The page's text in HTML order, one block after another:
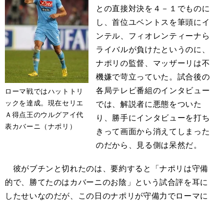
ローマ戦ではハットトリ
ックを達成。現在セリエ
Ａ得点王のウルグアイ代
表カバーニ（ナポリ）
との直接対決を４－１でものに
し、首位ユベントスを筆頭にイ
ンテル、フィオレンティーナら
ライバルが負けたというのに、
ナポリの監督、マッザーリは不
機嫌で苛立っていた。試合後の
各局テレビ番組のインタビュー
では、解説者に悪態をついた
り、勝手にインタビューを打ち
きって画面から消えてしまった
のだから、見る側は呆然だ。
彼がブチンと切れたのは、要約すると「ナポリは守備
的で、勝てたのはカバーニのお陰」という試合評を耳に
したせいなのだが、この日のナポリが守備力でローマに